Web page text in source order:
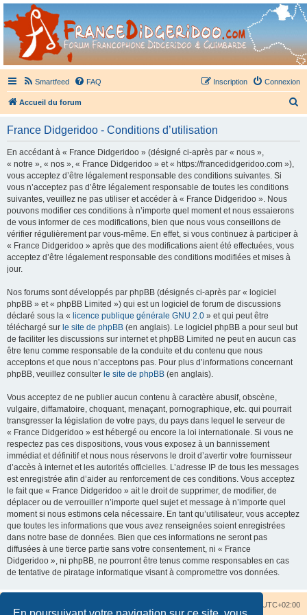
France Didgeridoo
Didgeridoo et Guimbarde sur France Didgeridoo - retrouvez la communauté.
Smartfeed FAQ Connexion
Inscription
Accueil du forum
France Didgeridoo - Conditions d’utilisation
En accédant à « France Didgeridoo » (désigné ci-après par « nous »,
« notre », « nos », « France Didgeridoo » et « https://francedidgeridoo.com »),
vous acceptez d’être légalement responsable des conditions suivantes. Si
vous n’acceptez pas d’être légalement responsable de toutes les conditions
suivantes, veuillez ne pas utiliser et accéder à « France Didgeridoo ». Nous
pouvons modifier ces conditions à n’importe quel moment et nous essaierons
de vous informer de ces modifications, bien que nous vous conseillons de
vérifier régulièrement par vous-même. En effet, si vous continuez à participer à
« France Didgeridoo » après que des modifications aient été effectuées, vous
acceptez d’être légalement responsable des conditions modifiées et mises à
jour.
Nos forums sont développés par phpBB (désignés ci-après par « logiciel
phpBB » et « phpBB Limited ») qui est un logiciel de forum de discussions
déclaré sous la « licence publique générale GNU 2.0 » et qui peut être
téléchargé sur le site de phpBB (en anglais). Le logiciel phpBB a pour seul but
de faciliter les discussions sur internet et phpBB Limited ne peut en aucun cas
être tenu comme responsable de la conduite et du contenu que nous
acceptons et que nous n’acceptons pas. Pour plus d’informations concernant
phpBB, veuillez consulter le site de phpBB (en anglais).
Vous acceptez de ne publier aucun contenu à caractère abusif, obscène,
vulgaire, diffamatoire, choquant, menaçant, pornographique, etc. qui pourrait
transgresser la législation de votre pays, du pays dans lequel le serveur de
« France Didgeridoo » est hébergé ou encore la loi internationale. Si vous ne
respectez pas ces dispositions, vous vous exposez à un bannissement
immédiat et définitif et nous nous réservons le droit d’avertir votre fournisseur
d’accès à internet et les autorités officielles. L’adresse IP de tous les messages
est enregistrée afin d’aider au renforcement de ces conditions. Vous acceptez
le fait que « France Didgeridoo » ait le droit de supprimer, de modifier, de
déplacer ou de verrouiller n’importe quel sujet et message à n’importe quel
moment si nous estimons cela nécessaire. En tant qu’utilisateur, vous acceptez
que toutes les informations que vous avez renseignées soient enregistrées
dans notre base de données. Bien que ces informations ne seront pas
diffusées à une tierce partie sans votre consentement, ni « France
Didgeridoo », ni phpBB, ne pourront être tenus comme responsables en cas
de tentative de piratage informatique visant à compromettre vos données.
UTC+02:00